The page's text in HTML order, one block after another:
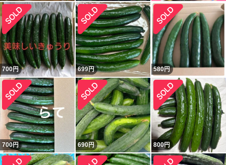
700円 699円 580円
700円 690円 800円